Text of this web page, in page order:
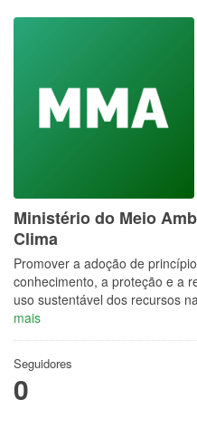
Ministério do Meio
Clima
Promover a adoção de
conhecimento, a proteção e a
uso sustentável dos recursos
mais
Seguidores
0